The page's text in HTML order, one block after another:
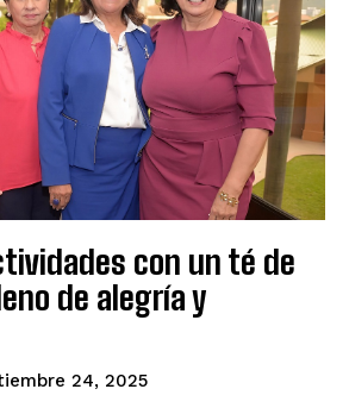
con un té de
de alegría y
24, 2025